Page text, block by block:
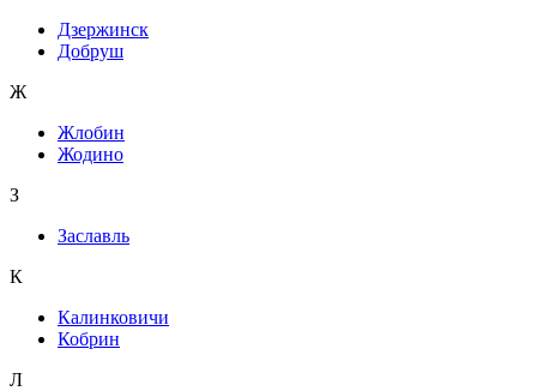
Дзержинск
Добруш
Ж
Жлобин
Жодино
З
Заславль
К
Калинковичи
Кобрин
Л